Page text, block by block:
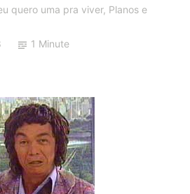
quero uma pra viver, Planos e
1 Minute